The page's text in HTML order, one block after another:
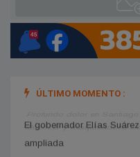
ÚLTIMO MOMENTO :
El gobernador Elías
influencer y maquilladora